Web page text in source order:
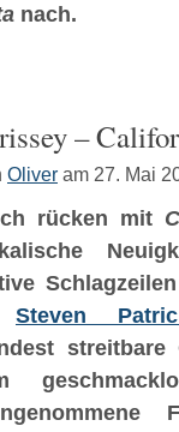
nach.
–
Oliver am 27. Mai
rücken mit
Steven